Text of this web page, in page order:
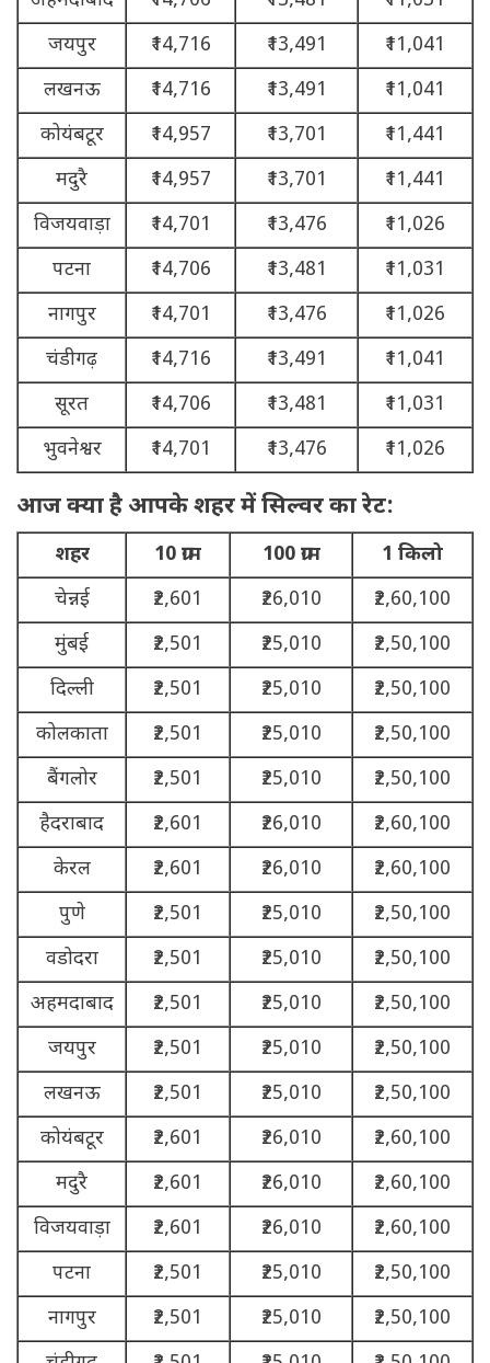
जयपुर
₹14,716 ₹13,491
₹11,041
लखनऊ
₹14,716 ₹13,491
₹11,041
कोयंबटूर
₹14,957 ₹13,701
₹11,441
मदुरै
₹14,957 ₹13,701
₹11,441
विजयवाड़ा
₹14,701 ₹13,476
₹11,026
पटना
₹14,706 ₹13,481
₹11,031
नागपुर
₹14,701 ₹13,476
₹11,026
चंडीगढ़
₹14,716 ₹13,491
₹11,041
सूरत
₹14,706 ₹13,481
₹11,031
भुवनेश्वर
₹14,701 ₹13,476 ₹11,026
आज क्या है आपके शहर में सिल्वर का रेट:
शहर 10 ग्राम 100 ग्राम
1 किलो
चेन्नई
₹2,601 ₹26,010
₹2,60,100
मुंबई
₹2,501 ₹25,010
₹2,50,100
दिल्ली
₹2,501 ₹25,010
₹2,50,100
कोलकाता
₹2,501 ₹25,010
₹2,50,100
बैंगलोर
₹2,501 ₹25,010
₹2,50,100
हैदराबाद
₹2,601 ₹26,010
₹2,60,100
केरल
₹2,601 ₹26,010
₹2,60,100
पुणे
₹2,501 ₹25,010
₹2,50,100
वडोदरा
₹2,501 ₹25,010
₹2,50,100
अहमदाबाद
₹2,501 ₹25,010
₹2,50,100
जयपुर
₹2,501 ₹25,010
₹2,50,100
लखनऊ
₹2,501 ₹25,010
₹2,50,100
कोयंबटूर
₹2,601 ₹26,010
₹2,60,100
मदुरै
₹2,601 ₹26,010
₹2,60,100
विजयवाड़ा
₹2,601 ₹26,010
₹2,60,100
पटना
₹2,501 ₹25,010
₹2,50,100
नागपुर
₹2,501 ₹25,010
₹2,50,100